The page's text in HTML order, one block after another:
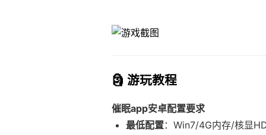
🗿 游玩教程
催眠app安卓配置要求
​最低配置​：Win7/4G内存/核显